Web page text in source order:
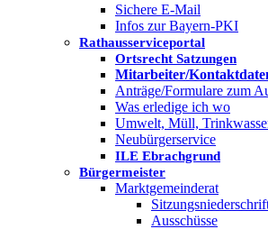
Sichere E-Mail
Infos zur Bayern-PKI
Rathausserviceportal
Ortsrecht Satzungen
Mitarbeiter/
Anträge/Formulare zum
Was erledige ich wo
Umwelt, Müll,
Neubürgerservice
ILE Ebrachgrund
Bürgermeister
Marktgemeinderat
Ausschüsse